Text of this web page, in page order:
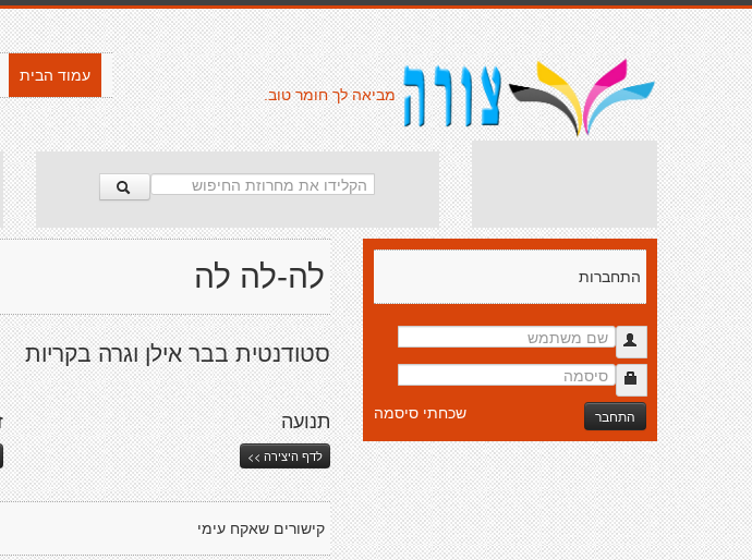
עמוד הבית
מביאה לך חומר טוב.
לה-לה לה
סטודנטית בבר אילן וגרה בקריות
תנועה
לדף היצירה >>
קישורים שאקח עימי
התחברות
התחבר שכחתי סיסמה